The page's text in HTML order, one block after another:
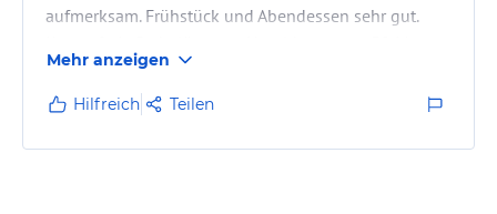
aufmerksam. Frühstück und Abendessen sehr gut.
entfernt, auf einer hoteleigenen Parkplatzfläche.
Mehr anzeigen
Hilfreich Teilen